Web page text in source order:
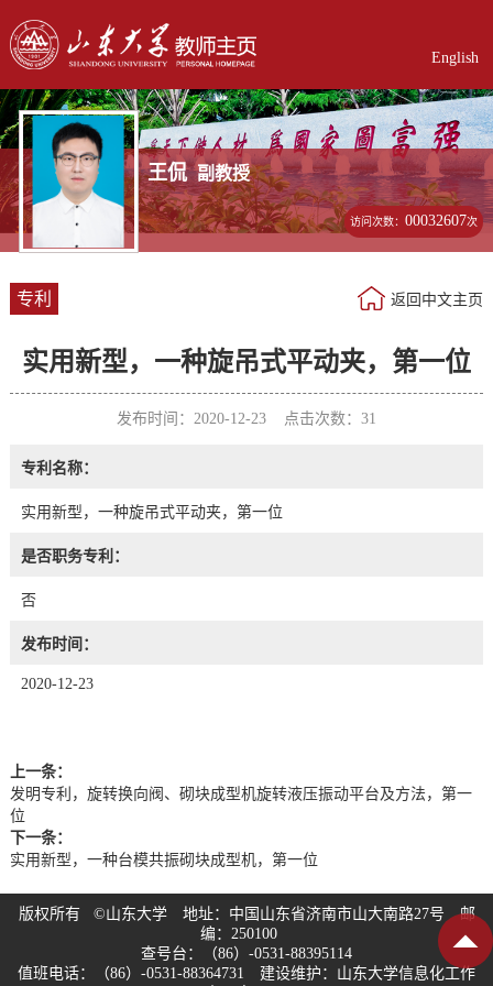
English
王侃 副教授
访问次数：00032607次
专利 返回中文主页
实用新型，一种旋吊式平动夹，第一位
发布时间：2020-12-23 点击次数： 31
专利名称：
实用新型，一种旋吊式平动夹，第一位
是否职务专利：
否
发布时间：
2020-12-23
上一条：
发明专利，旋转换向阀、砌块成型机旋转液压振动平台及方法，第一
位
下一条：
实用新型，一种台模共振砌块成型机，第一位
版权所有 ©山东大学 地址：中国山东省济南市山大南路27号 邮
编：250100
查号台：（86）-0531-88395114
值班电话：（86）-0531-88364731 建设维护：山东大学信息化工作